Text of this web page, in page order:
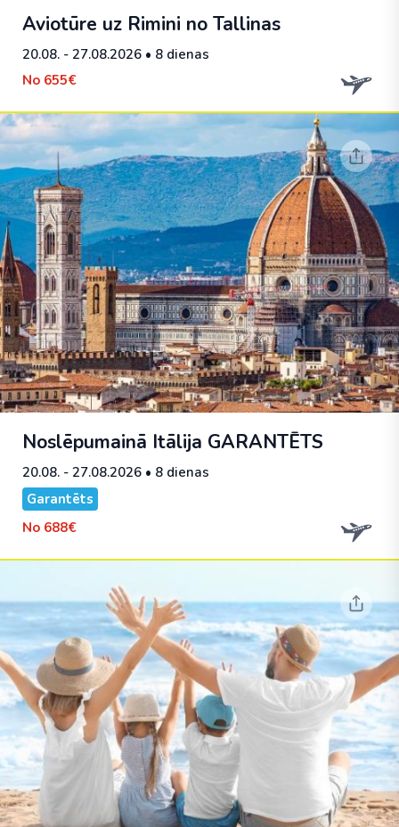
Aviotūre uz Rimini no Tallinas
20.08. - 27.08.2026 • 8 dienas
No 655€
Noslēpumainā Itālija GARANTĒTS
20.08. - 27.08.2026 • 8 dienas
Garantēts
No 688€